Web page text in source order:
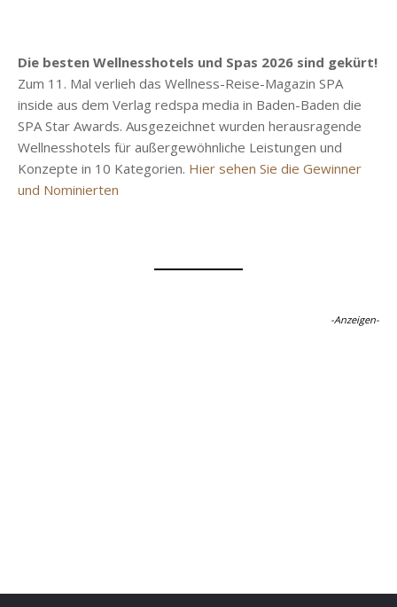
Die besten Wellnesshotels und Spas 2026 sind gekürt!
Zum 11. Mal verlieh das Wellness-Reise-Magazin SPA
inside aus dem Verlag redspa media in Baden-Baden die
SPA Star Awards. Ausgezeichnet wurden herausragende
Wellnesshotels für außergewöhnliche Leistungen und
Konzepte in 10 Kategorien. Hier sehen Sie die Gewinner
und Nominierten
-Anzeigen-